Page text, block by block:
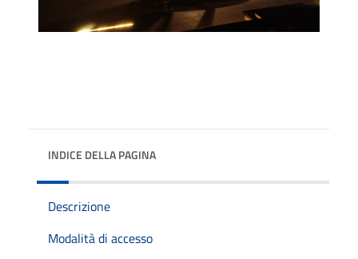
INDICE DELLA PAGINA
Descrizione
Modalità di accesso